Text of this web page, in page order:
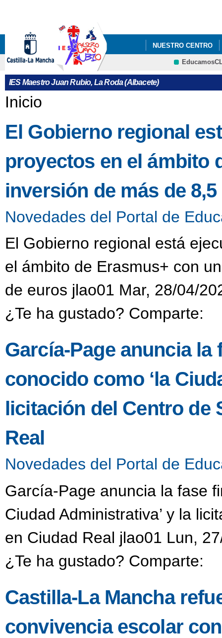
NUESTRO CENTRO
PROYECTO
IES Maestro Juan Rubio, La Roda (Albacete)
Se encuentra usted aquí
Inicio
El Gobierno regional
proyectos en el ámbito
inversión de más de
Novedades del Portal de
El Gobierno regional está
el ámbito de Erasmus+ con
de euros jlao01 Mar, 28/04/
¿Te ha gustado? Comparte:
García-Page anuncia
conocido como ‘la
licitación del Centro de
Real
Novedades del Portal de
García-Page anuncia la fase
Ciudad Administrativa’ y la
en Ciudad Real jlao01 Lun,
¿Te ha gustado? Comparte:
Castilla-La Mancha
convivencia escolar